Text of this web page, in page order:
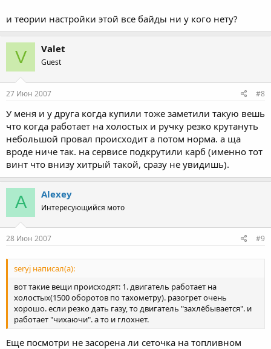
и теории настройки этой все байды ни у кого нету?
V Valet
Guest
27 Июн 2007 #8
У меня и у друга когда купили тоже заметили такую вешь
что когда работает на холостых и ручку резко крутануть
небольшой провал происходит а потом норма. а ща
вроде ниче так. на сервисе подкрутили карб (именно тот
винт что внизу хитрый такой, сразу не увидишь).
A Alexey
Интересующийся мото
28 Июн 2007 #9
seryj написал(а):
вот такие вещи происходят: 1. двигатель работает на
холостых(1500 оборотов по тахометру). разогрет очень
хорошо. если резко дать газу, то двигатель "захлёбывается". и
работает "чихаючи". а то и глохнет.
Еще посмотри не засорена ли сеточка на топливном